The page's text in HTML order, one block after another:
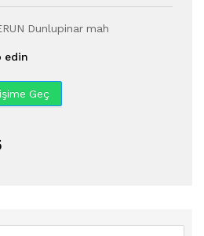
Dunlupinar mah
edin
Geç